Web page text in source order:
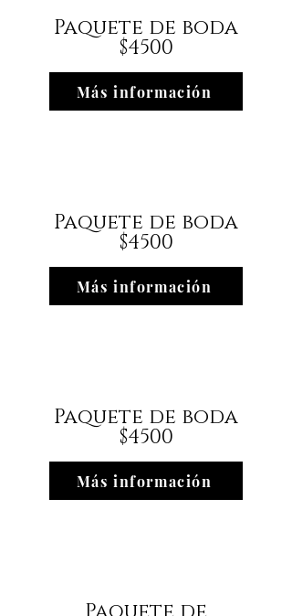
Paquete de boda
$4500
Más información
Paquete de boda
$4500
Más información
Paquete de boda
$4500
Más información